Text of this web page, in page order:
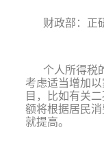
财政部：正
个人所得税
考虑适当增加
目，比如有关
额将根据居民
就提高。